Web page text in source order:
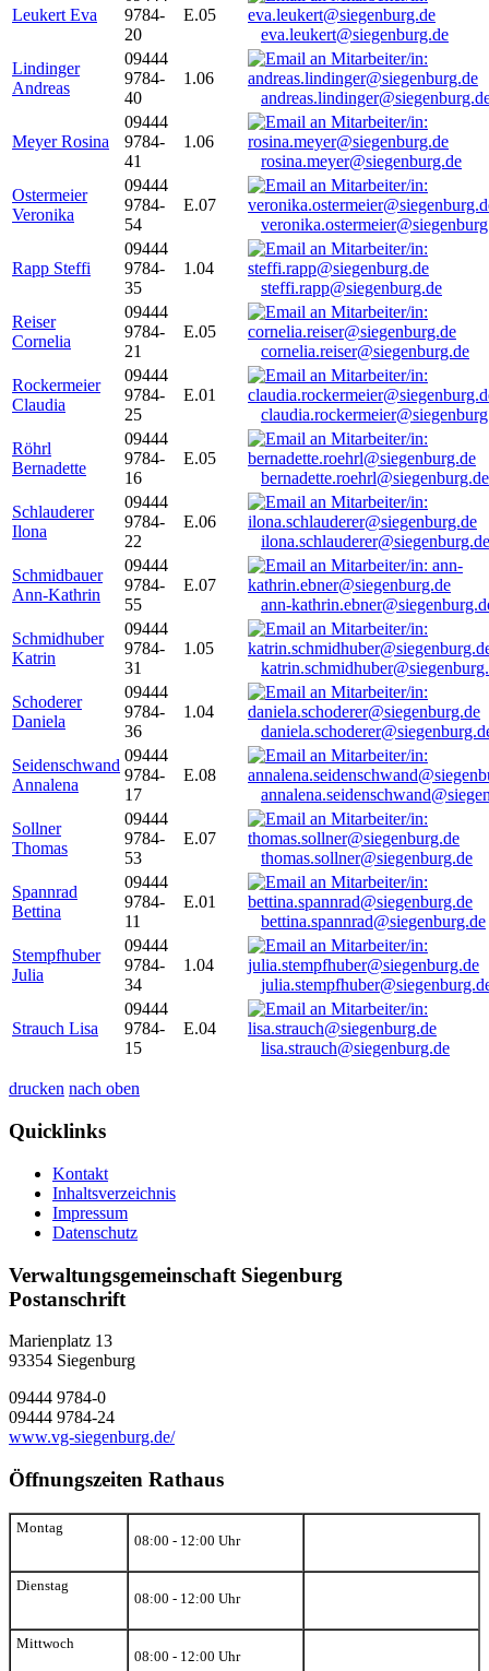
Leukert Eva
9784-
20
E.05
eva.leukert@siegenburg.de
Lindinger
Andreas
09444
9784-
40
1.06
Meyer Rosina
09444
9784-
41
1.06
rosina.meyer@siegenburg.de
Ostermeier
Veronika
09444
9784-
54
E.07
Rapp Steffi
09444
9784-
35
1.04
steffi.rapp@siegenburg.de
Reiser
Cornelia
09444
9784-
21
E.05
cornelia.reiser@siegenburg.de
Rockermeier
Claudia
09444
9784-
25
E.01
Röhrl
Bernadette
09444
9784-
16
E.05
bernadette.roehrl@siegenburg.de
Schlauderer
Ilona
09444
9784-
22
E.06
ilona.schlauderer@siegenburg.de
Schmidbauer
Ann-Kathrin
09444
9784-
55
E.07
ann-
Schmidhuber
Katrin
09444
9784-
31
1.05
Schoderer
Daniela
09444
9784-
36
1.04
Seidenschwand
Annalena
09444
9784-
17
E.08
Sollner
Thomas
09444
9784-
53
E.07
thomas.sollner@siegenburg.de
Spannrad
Bettina
09444
9784-
11
E.01
bettina.spannrad@siegenburg.de
Stempfhuber
Julia
09444
9784-
34
1.04
Strauch Lisa
09444
9784-
15
E.04
lisa.strauch@siegenburg.de
drucken nach oben
Quicklinks
Kontakt
Inhaltsverzeichnis
Impressum
Datenschutz
Verwaltungsgemeinschaft Siegenburg
Postanschrift
Marienplatz 13
93354 Siegenburg
09444 9784-0
09444 9784-24
www.vg-siegenburg.de/
Öffnungszeiten Rathaus
Montag
08:00 - 12:00 Uhr
Dienstag
08:00 - 12:00 Uhr
Mittwoch
08:00 - 12:00 Uhr